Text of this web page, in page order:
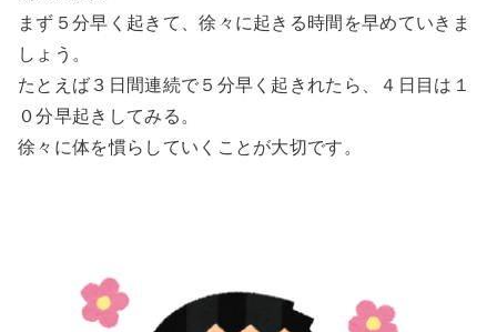
まず５分早く起きて、徐々に起きる時間を早めていきま
しょう。
たとえば３日間連続で５分早く起きれたら、４日目は１
０分早起きしてみる。
徐々に体を慣らしていくことが大切です。